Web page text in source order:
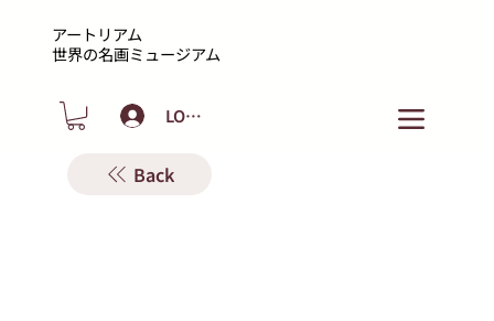
アートリアム
​世界の名画ミュージアム
LOGIN
Back